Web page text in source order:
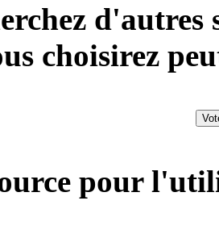
choisirez
pour